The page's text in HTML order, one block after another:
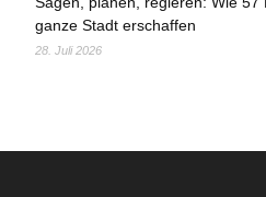
ganze Stadt erschaffen
28. Juli 2026